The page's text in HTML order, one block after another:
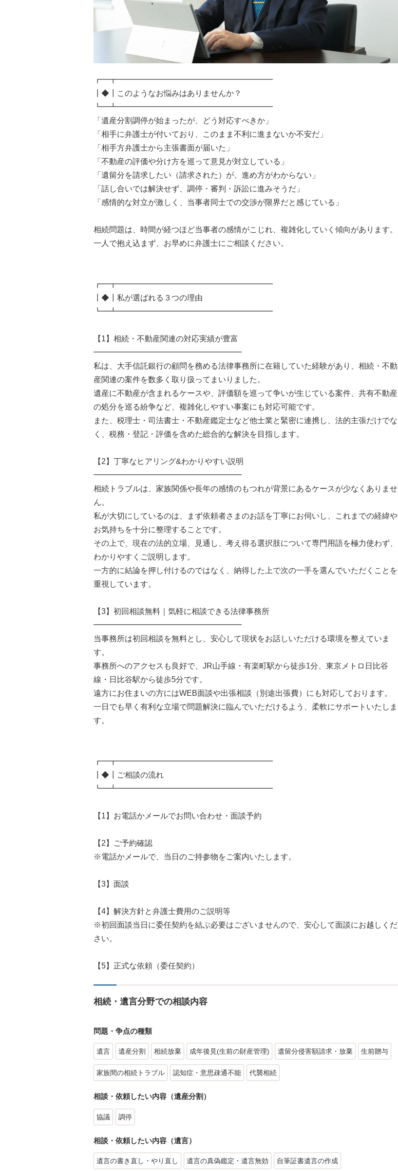
┏━┳━━━━━━━━━━━━━━━━━━━━
┃◆┃このようなお悩みはありませんか？
┗━┻━━━━━━━━━━━━━━━━━━━━
「遺産分割調停が始まったが、どう対応すべきか」
「相手に弁護士が付いており、このまま不利に進まないか不安だ」
「相手方弁護士から主張書面が届いた」
「不動産の評価や分け方を巡って意見が対立している」
「遺留分を請求したい（請求された）が、進め方がわからない」
「話し合いでは解決せず、調停・審判・訴訟に進みそうだ」
「感情的な対立が激しく、当事者同士での交渉が限界だと感じている」
相続問題は、時間が経つほど当事者の感情がこじれ、複雑化していく傾向があります。
一人で抱え込まず、お早めに弁護士にご相談ください。
┏━┳━━━━━━━━━━━━━━━━━━━━
┃◆┃私が選ばれる３つの理由
┗━┻━━━━━━━━━━━━━━━━━━━━
【1】相続・不動産関連の対応実績が豊富
━━━━━━━━━━━━━━━━━━━
私は、大手信託銀行の顧問を務める法律事務所に在籍していた経験があり、相続・不動
産関連の案件を数多く取り扱ってまいりました。
遺産に不動産が含まれるケースや、評価額を巡って争いが生じている案件、共有不動産
の処分を巡る紛争など、複雑化しやすい事案にも対応可能です。
また、税理士・司法書士・不動産鑑定士など他士業と緊密に連携し、法的主張だけでな
く、税務・登記・評価を含めた総合的な解決を目指します。
【2】丁寧なヒアリング&わかりやすい説明
━━━━━━━━━━━━━━━━━━━
相続トラブルは、家族関係や長年の感情のもつれが背景にあるケースが少なくありませ
ん。
私が大切にしているのは、まず依頼者さまのお話を丁寧にお伺いし、これまでの経緯や
お気持ちを十分に整理することです。
その上で、現在の法的立場、見通し、考え得る選択肢について専門用語を極力使わず、
わかりやすくご説明します。
一方的に結論を押し付けるのではなく、納得した上で次の一手を選んでいただくことを
重視しています。
【3】初回相談無料｜気軽に相談できる法律事務所
━━━━━━━━━━━━━━━━━━━
当事務所は初回相談を無料とし、安心して現状をお話しいただける環境を整えていま
す。
事務所へのアクセスも良好で、JR山手線・有楽町駅から徒歩1分、東京メトロ日比谷
線・日比谷駅から徒歩5分です。
遠方にお住まいの方にはWEB面談や出張相談（別途出張費）にも対応しております。
一日でも早く有利な立場で問題解決に臨んでいただけるよう、柔軟にサポートいたしま
す。
┏━┳━━━━━━━━━━━━━━━━━━━━
┃◆┃ご相談の流れ
┗━┻━━━━━━━━━━━━━━━━━━━━
【1】お電話かメールでお問い合わせ・面談予約
【2】ご予約確認
※電話かメールで、当日のご持参物をご案内いたします。
【3】面談
【4】解決方針と弁護士費用のご説明等
※初回面談当日に委任契約を結ぶ必要はございませんので、安心して面談にお越しくだ
さい。
【5】正式な依頼（委任契約）
相続・遺言分野での相談内容
問題・争点の種類
遺言 遺産分割 相続放棄 成年後見(生前の財産管理) 遺留分侵害額請求・放棄 生前贈与
家族間の相続トラブル 認知症・意思疎通不能 代襲相続
相談・依頼したい内容（遺産分割）
協議 調停
相談・依頼したい内容（遺言）
遺言の書き直し・やり直し 遺言の真偽鑑定・遺言無効 自筆証書遺言の作成